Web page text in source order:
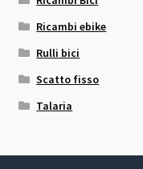
Ricambi ebike
Rulli bici
Scatto fisso
Talaria